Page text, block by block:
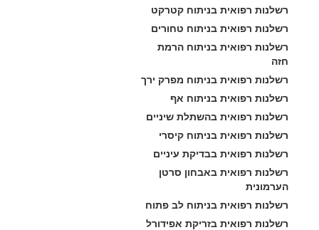
רשלנות רפואית בניתוח קטרקט
רשלנות רפואית בניתוח טחורים
רשלנות רפואית בניתוח הרמת
חזה
רשלנות רפואית בניתוח מפרק ירך
רשלנות רפואית בניתוח אף
רשלנות רפואית בהשתלת שיניים
רשלנות רפואית בניתוח קיסרי
רשלנות רפואית בבדיקת עיניים
רשלנות רפואית באבחון סרטן
הערמונית
רשלנות רפואית בניתוח לב פתוח
רשלנות רפואית בזריקת אפידורל